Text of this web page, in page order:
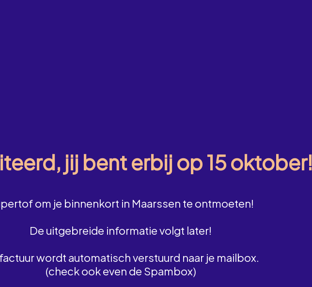
jij bent erbij op 15 oktober!
om je binnenkort in Maarssen te ontmoeten!
De uitgebreide informatie volgt later!
wordt automatisch verstuurd naar je mailbox.
(check ook even de Spambox)